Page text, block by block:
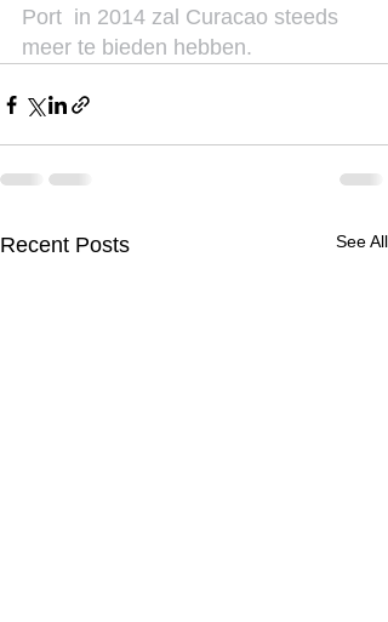
Port  in 2014 zal Curacao steeds
meer te bieden hebben.
Recent Posts See All